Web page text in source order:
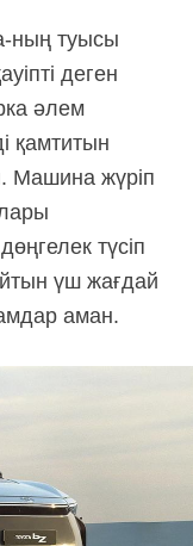
ның туысы
деген
әлем
қамтитын
Машина жүріп
түсіп
үш жағдай
аман.